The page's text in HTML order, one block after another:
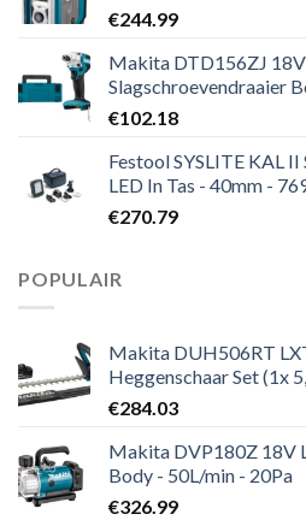
€244.99
Makita DTD156ZJ
Slagschroevendraaier
€102.18
Festool SYSLITE KAL
LED In Tas - 40mm -
€270.79
POPULAIR
Makita DUH506RT
Heggenschaar Set (1x
€284.03
Makita DVP180Z 18V
Body - 50L/min - 20Pa
€326.99